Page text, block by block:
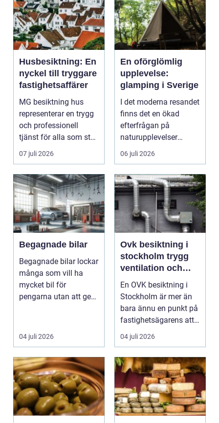
Husbesiktning: En
nyckel till tryggare
fastighetsaffärer
MG besiktning hus
representerar en trygg
och professionell
tjänst för alla som står
...
07 juli 2026
En oförglömlig
upplevelse:
glamping i Sverige
I det moderna resandet
finns det en ökad
efterfrågan på
naturupplevelser
kombinerad...
06 juli 2026
Begagnade bilar
Begagnade bilar lockar
många som vill ha
mycket bil för
pengarna utan att ge
04 juli 2026
Ovk besiktning i
stockholm trygg
ventilation och
bättre
inomhusklimat
En OVK besiktning i
Stockholm är mer än
bara ännu en punkt på
fastighetsägarens att
göra-lista. Den ...
04 juli 2026